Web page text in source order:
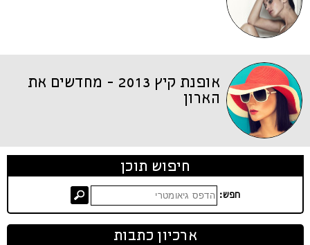
אופנת קיץ 2013 - מחדשים את
הארון
חיפוש תוכן
חפש:
ארכיון כתבות